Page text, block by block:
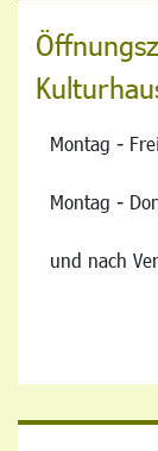
Montag -
Montag -
und nach